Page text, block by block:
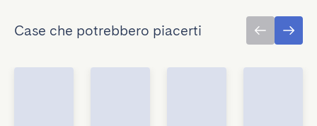
Case che potrebbero piacerti